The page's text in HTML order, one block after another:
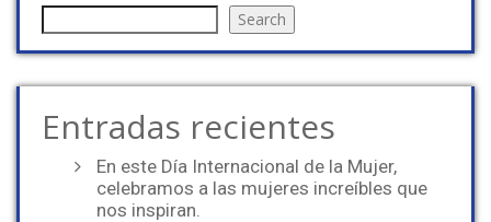
Search
Entradas recientes
En este Día Internacional de la Mujer,
celebramos a las mujeres increíbles que
nos inspiran.